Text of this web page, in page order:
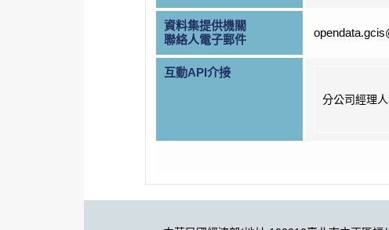
資料集提供機關
聯絡人電子郵件
互動API介接
分公司經理